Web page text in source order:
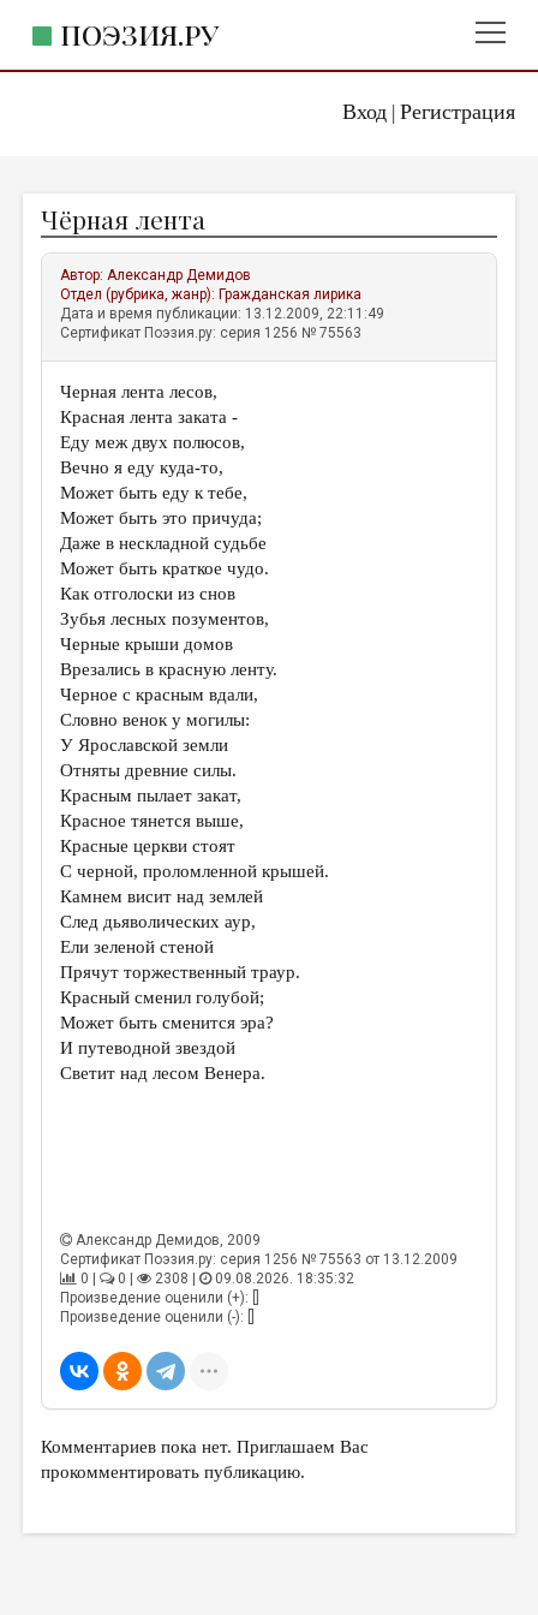
Вход| Регистрация
ПОЭЗИЯ.РУ
ЖАНРЫ
АВТОРЫ
КОММЕНТАРИИ
ЛИТСАЛОН
НОВОСТИ
ПРАВИЛА САЙТА
ОТДЕЛЫ И РУБРИКИ
ИЗБРАННОЕ
ДАЙДЖЕСТ
ПРОИЗВЕДЕНИЯ
ПЕРЕВОДЫ
КОНКУРСЫ
ДЕТСКАЯ КОМНАТА
КНИЖНАЯ ПОЛКА
ОБЗОР ЛИТЕРАТУРЫ
СТРАНИЦЫ ПАМЯТИ
ОБЪЯВЛЕНИЯ
КОЛОНКА РЕДАКТОРА
РЕДКОЛЛЕГИЯ
ОТ РЕДАКЦИИ
МАЛАЯ ПРОЗА
ПУБЛИЦИСТИКА
РЕЦЕНЗИРОВАНИЕ
ТРЕДИАКОВСКИЙ
ВКОНТАКТЕ
Чёрная лента
Автор:Александр Демидов
Отдел (рубрика, жанр): Гражданская лирика
Дата и время публикации: 13.12.2009, 22:11:49
Сертификат Поэзия.ру: серия 1256 № 75563
Черная лента лесов,
Красная лента заката -
Еду меж двух полюсов,
Вечно я еду куда-то,
Может быть еду к тебе,
Может быть это причуда;
Даже в нескладной судьбе
Может быть краткое чудо.
Как отголоски из снов
Зубья лесных позументов,
Черные крыши домов
Врезались в красную ленту.
Черное с красным вдали,
Словно венок у могилы:
У Ярославской земли
Отняты древние силы.
Красным пылает закат,
Красное тянется выше,
Красные церкви стоят
С черной, проломленной крышей.
Камнем висит над землей
След дьяволических аур,
Ели зеленой стеной
Прячут торжественный траур.
Красный сменил голубой;
Может быть сменится эра?
И путеводной звездой
Светит над лесом Венера.
Александр Демидов, 2009
Сертификат Поэзия.ру: серия 1256 № 75563 от 13.12.2009
0 |
0 | 2308 |
09.08.2026. 18:35:32
Произведение оценили (+): []
Произведение оценили (-): []
Комментариев пока нет. Приглашаем Вас
прокомментировать публикацию.